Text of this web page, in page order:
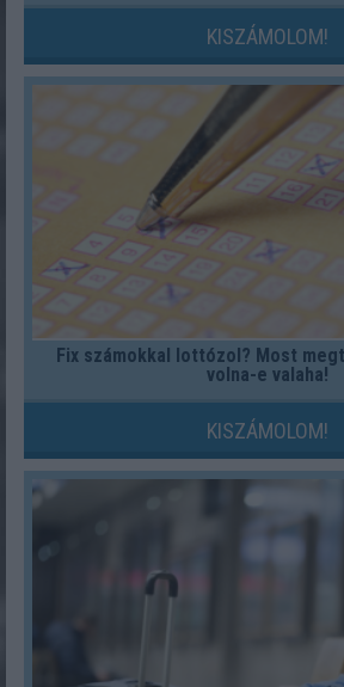
KISZÁMOLOM!
Fix számokkal lottózol? Most
volna-e valaha!
KISZÁMOLOM!